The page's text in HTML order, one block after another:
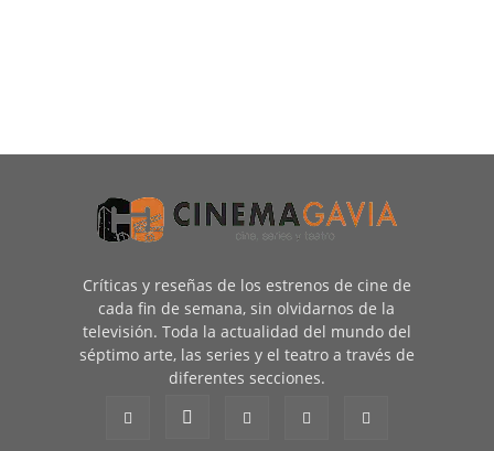
Críticas y reseñas de los estrenos de cine de
cada fin de semana, sin olvidarnos de la
televisión. Toda la actualidad del mundo del
séptimo arte, las series y el teatro a través de
diferentes secciones.